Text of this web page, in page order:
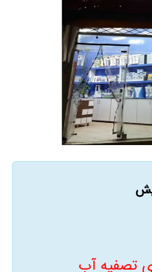
تصفیه آب